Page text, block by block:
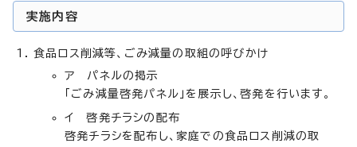
実施内容
食品ロス削減等、ごみ減量の取組の呼びかけ
ア パネルの掲示
「ごみ減量啓発パネル」を展示し、啓発を行います。
イ 啓発チラシの配布
啓発チラシを配布し、家庭での食品ロス削減の取